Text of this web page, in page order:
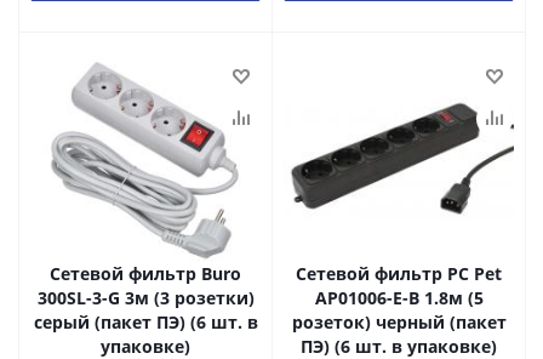
Сетевой фильтр Buro
300SL-3-G 3м (3 розетки)
серый (пакет ПЭ) (6 шт. в
упаковке)
Сетевой фильтр PC Pet
AP01006-E-B 1.8м (5
розеток) черный (пакет
ПЭ) (6 шт. в упаковке)